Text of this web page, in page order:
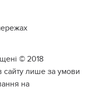
©2018
сайту лише за умови
на